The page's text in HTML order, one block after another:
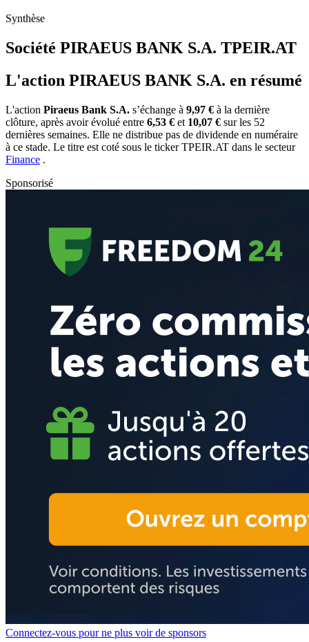
Synthèse
Société PIRAEUS BANK S.A. TPEIR.AT
L'action PIRAEUS BANK S.A. en résumé
L'action Piraeus Bank S.A. s’échange à 9,97 € à la dernière
clôture, après avoir évolué entre 6,53 € et 10,07 € sur les 52
dernières semaines. Elle ne distribue pas de dividende en numéraire
à ce stade. Le titre est coté sous le tickerTPEIR.AT dans le secteur
Finance .
Sponsorisé
Connectez-vous pour ne plus voir de sponsors